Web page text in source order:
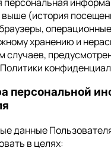
выше (история
хранению и
случаев,
персональной
данные
в целях: